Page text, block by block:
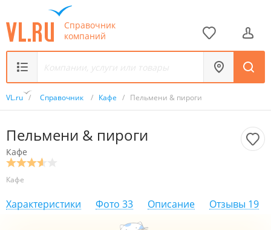
Справочник
компаний
VL.ru / Справочник / Кафе / Пельмени & пироги
Пельмени & пироги
Кафе
Кафе
Характеристики Фото 33 Описание Отзывы 19